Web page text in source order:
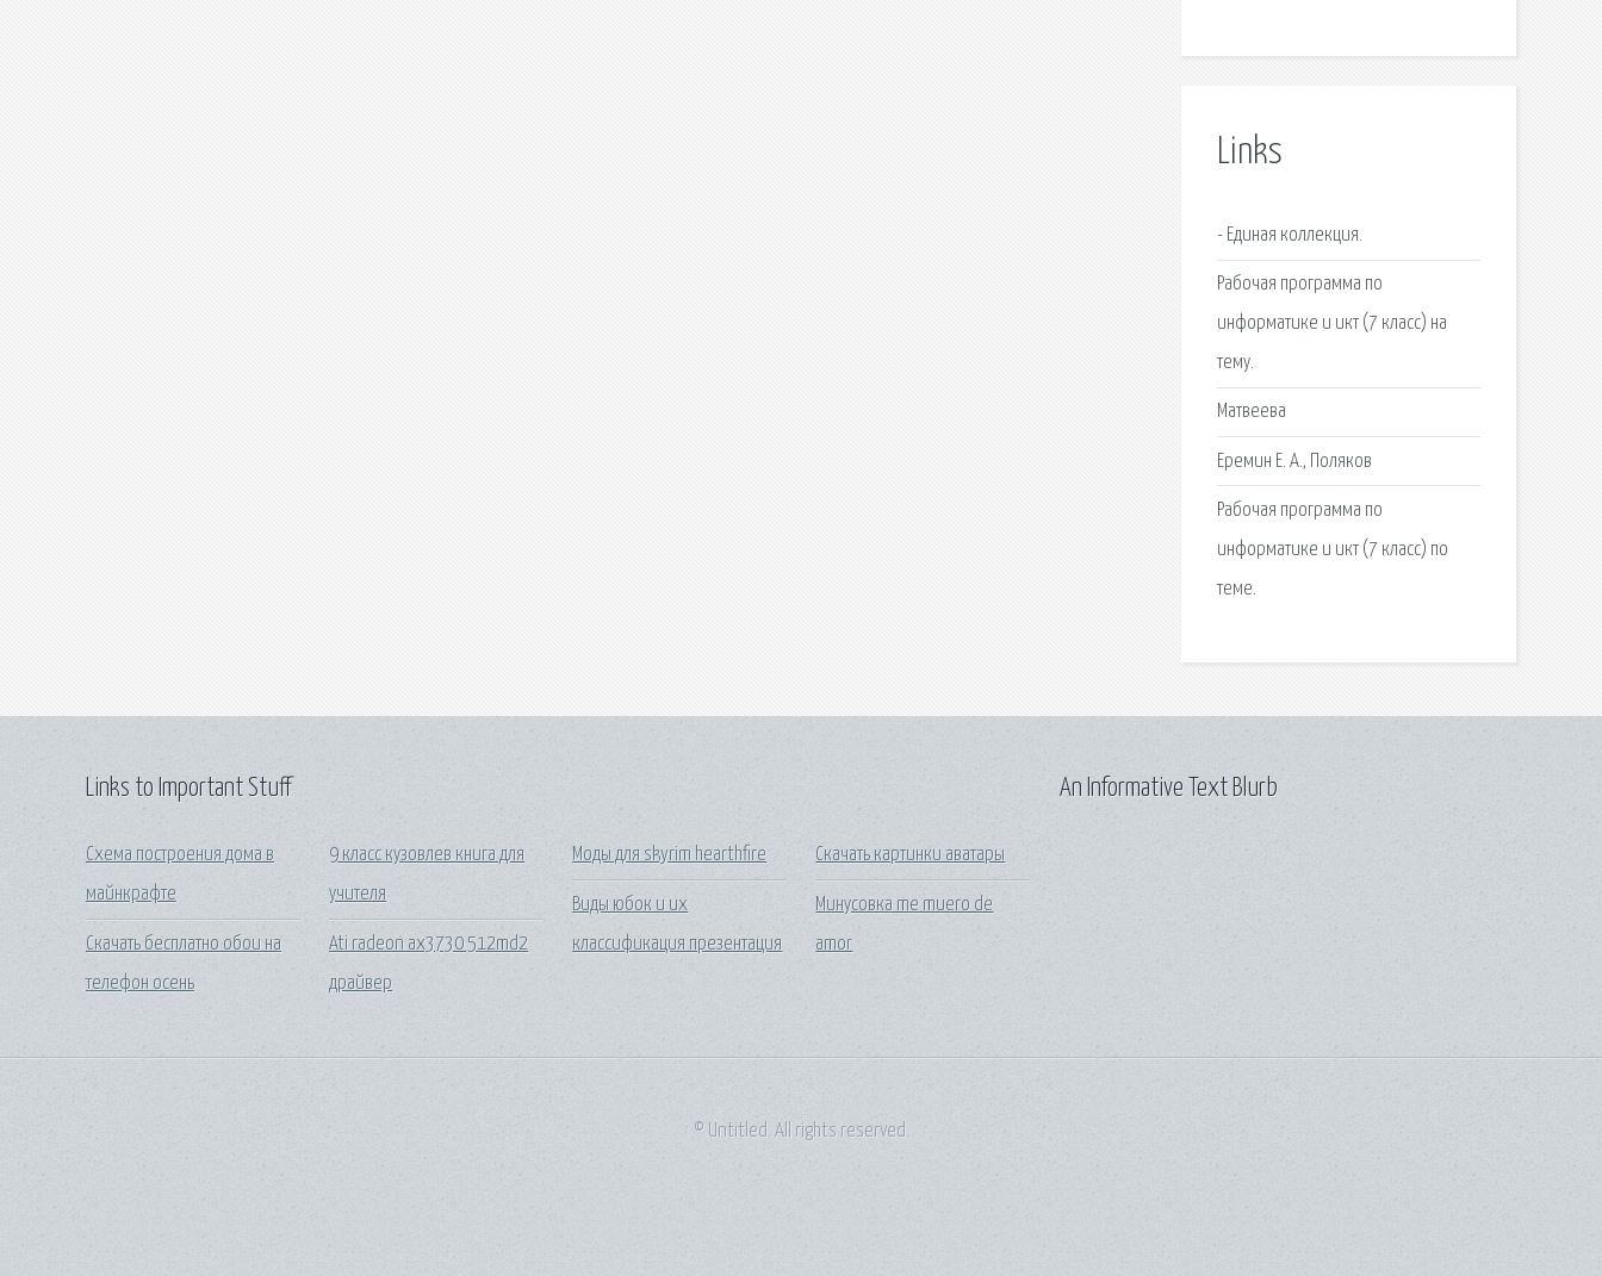
Links
- Единая коллекция.
Рабочая программа по
информатике и икт (7 класс) на
тему.
Матвеева
Еремин Е. А., Поляков
Рабочая программа по
информатике и икт (7 класс) по
теме.
Links to Important Stuff
Схема построения дома в
майнкрафте
Скачать бесплатно обои на
телефон осень
9 класс кузовлев книга для
учителя
Ati radeon ax3730 512md2
драйвер
Моды для skyrim hearthfire
Виды юбок и их
классификация презентация
Скачать картинки аватары
Минусовка me muero de
amor
An Informative Text Blurb
© Untitled. All rights reserved.